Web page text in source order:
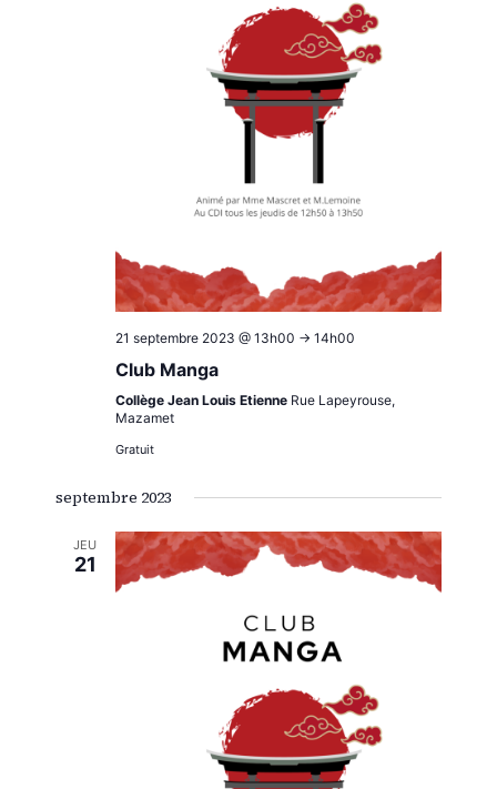
21 septembre 2023 @ 13h00 -> 14h00
Club Manga
Collège Jean Louis Etienne Rue Lapeyrouse,
Mazamet
Gratuit
septembre 2023
JEU
21